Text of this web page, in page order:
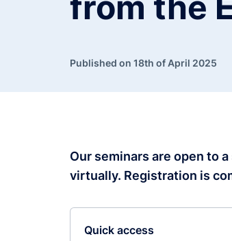
Published on 18th of April 2025
Our seminars are open to
virtually. Registration is
Quick access